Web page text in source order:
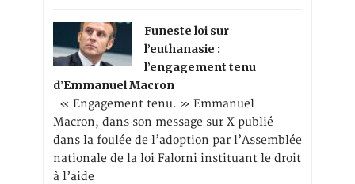
Funeste loi sur
l’euthanasie :
l’engagement tenu
d’Emmanuel Macron
« Engagement tenu. » Emmanuel
Macron, dans son message sur X publié
dans la foulée de l’adoption par l’Assemblée
nationale de la loi Falorni instituant le droit
à l’aide